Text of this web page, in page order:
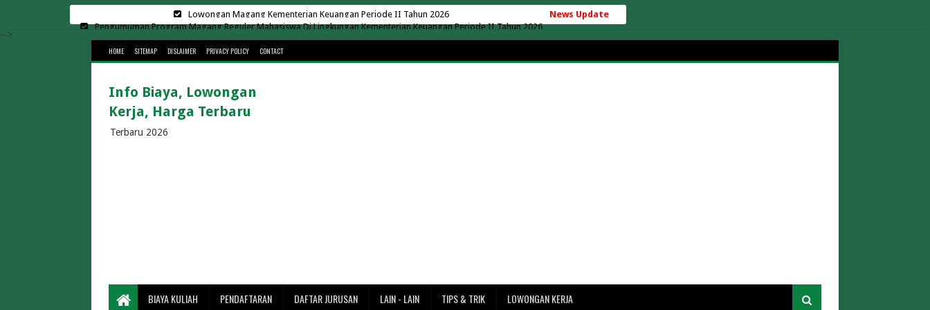
News Update
Pengumuman Program Magang Reguler Mahasiswa Di Lingkungan Kementerian Keuangan Periode II Tahun 2026
Biaya Kuliah Universitas Nusa Putra Sukabumi 2026
Biaya Kuliah Universitas Sugeng Hartono Tahun Akademik 2026/2027
Cara Menghemat Biaya Listrik AC 24 Jam Tanpa Matikan Mesin
Berapa Lama Penyeberangan Bakauheni ke Merak? Ini Estimasi Waktu dan Jaraknya
Biaya Masuk Pantai Tanjung Lesung
-->
HOME SITEMAP DISLAIMER PRIVACY POLICY CONTACT
Info Biaya, Lowongan
Kerja, Harga Terbaru
Terbaru 2026
BIAYA KULIAH PENDAFTARAN DAFTAR JURUSAN LAIN - LAIN TIPS & TRIK LOWONGAN KERJA